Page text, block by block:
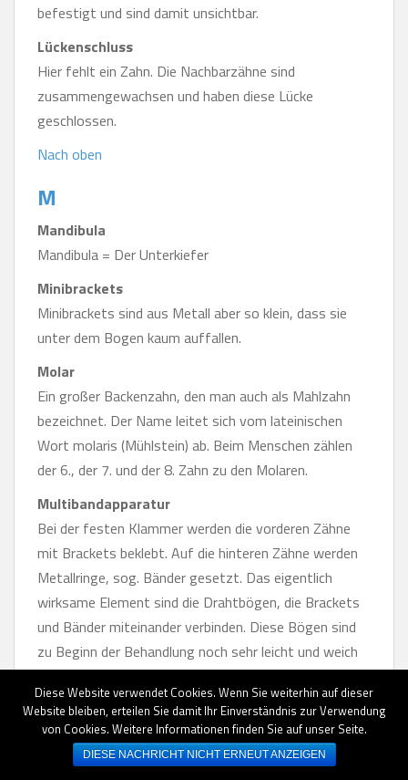
befestigt und sind damit unsichtbar.
Lückenschluss
Hier fehlt ein Zahn. Die Nachbarzähne sind
zusammengewachsen und haben diese Lücke
geschlossen.
Nach oben
M
Mandibula
Mandibula = Der Unterkiefer
Minibrackets
Minibrackets sind aus Metall aber so klein, dass sie
unter dem Bogen kaum auffallen.
Molar
Ein großer Backenzahn, den man auch als Mahlzahn
bezeichnet. Der Name leitet sich vom lateinischen
Wort molaris (Mühlstein) ab. Beim Menschen zählen
der 6., der 7. und der 8. Zahn zu den Molaren.
Multibandapparatur
Bei der festen Klammer werden die vorderen Zähne
mit Brackets beklebt. Auf die hinteren Zähne werden
Metallringe, sog. Bänder gesetzt. Das eigentlich
wirksame Element sind die Drahtbögen, die Brackets
und Bänder miteinander verbinden. Diese Bögen sind
zu Beginn der Behandlung noch sehr leicht und weich
und werden dann im Laufe der Behandlung stärker.
Nach oben
Diese Website verwendet Cookies. Wenn Sie weiterhin auf dieser
Website bleiben, erteilen Sie damit Ihr Einverständnis zur Verwendung
von Cookies. Weitere Informationen finden Sie auf unser Seite.
DIESE NACHRICHT NICHT ERNEUT ANZEIGEN